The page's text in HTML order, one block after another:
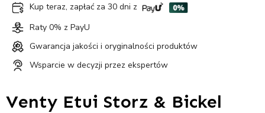
Kup teraz, zapłać za 30 dni z
Raty 0% z PayU
Gwarancja jakości i oryginalności produktów
Wsparcie w decyzji przez ekspertów
Venty Etui Storz & Bickel